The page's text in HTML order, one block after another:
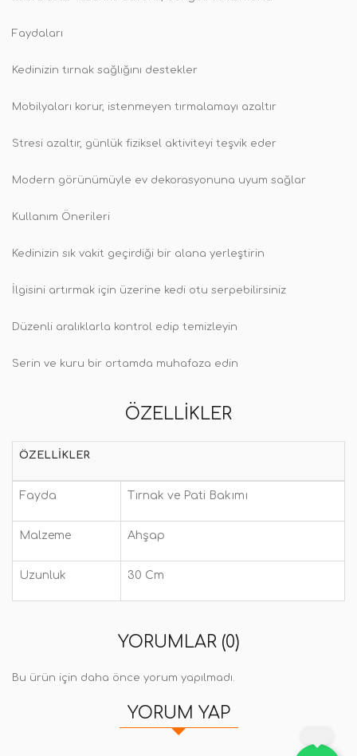
Faydaları
Kedinizin tırnak sağlığını destekler
Mobilyaları korur, istenmeyen tırmalamayı azaltır
Stresi azaltır, günlük fiziksel aktiviteyi teşvik eder
Modern görünümüyle ev dekorasyonuna uyum sağlar
Kullanım Önerileri
Kedinizin sık vakit geçirdiği bir alana yerleştirin
İlgisini artırmak için üzerine kedi otu serpebilirsiniz
Düzenli aralıklarla kontrol edip temizleyin
Serin ve kuru bir ortamda muhafaza edin
ÖZELLIKLER
ÖZELLIKLER
Fayda Tırnak ve Pati Bakımı
Malzeme Ahşap
Uzunluk 30 Cm
YORUMLAR (0)
Bu ürün için daha önce yorum yapılmadı.
YORUM YAP